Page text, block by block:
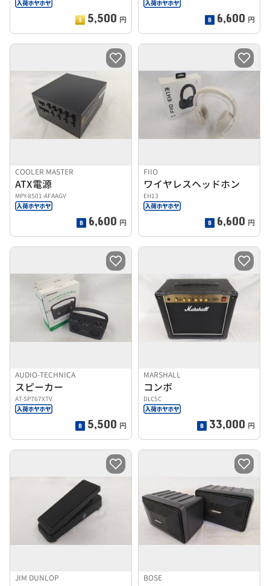
5,500 円 6,600 円
COOLER MASTER
ATX電源
MPY-8501-AFAAGV
6,600 円
FIIO
ワイヤレスヘッドホン
EH13
6,600 円
AUDIO-TECHNICA
スピーカー
AT-SP767XTV
5,500 円
MARSHALL
コンボ
DLC5C
33,000 円
JIM DUNLOP BOSE